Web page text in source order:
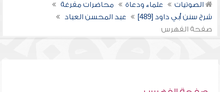
الصوتيات علماء ودعاة
محاضرات مفرغة
شرح سنن أبي داود [489]
عبد المحسن العباد
صفحة الفهرس